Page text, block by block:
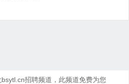
招聘频道，此频道免费为您